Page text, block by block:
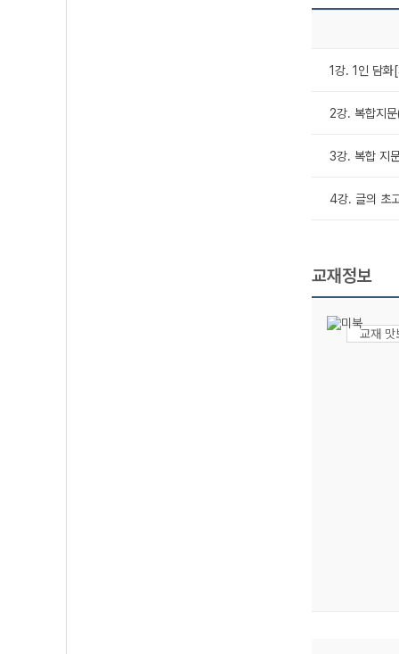
1강. 1인 담
2강. 복합지
3강. 복합 지
4강. 글의
교재정보
교재